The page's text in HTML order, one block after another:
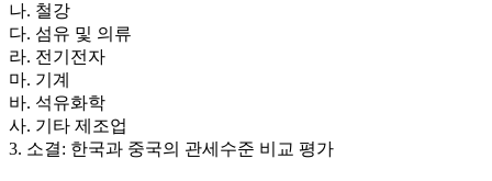
나. 철강
다. 섬유 및 의류
라. 전기전자
마. 기계
바. 석유화학
사. 기타 제조업
3. 소결: 한국과 중국의 관세수준 비교 평가